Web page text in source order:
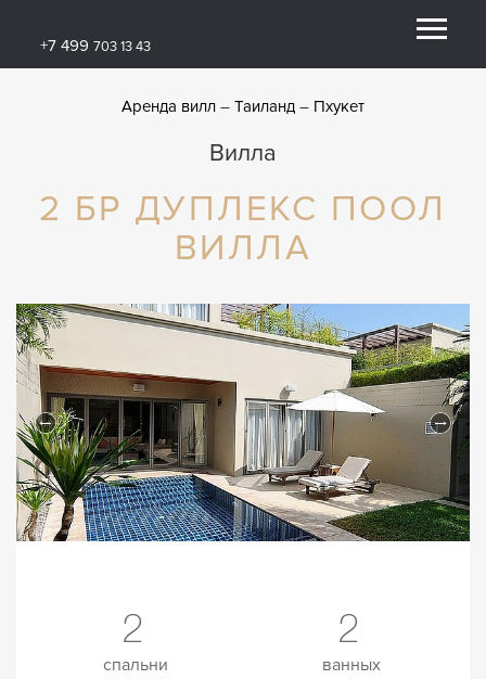
+7 499 703 13 43
Аренда вилл Таиланд Пхукет
Вилла
2 БР ДУПЛЕКС ПООЛ
ВИЛЛА
2
спальни
2
ванных